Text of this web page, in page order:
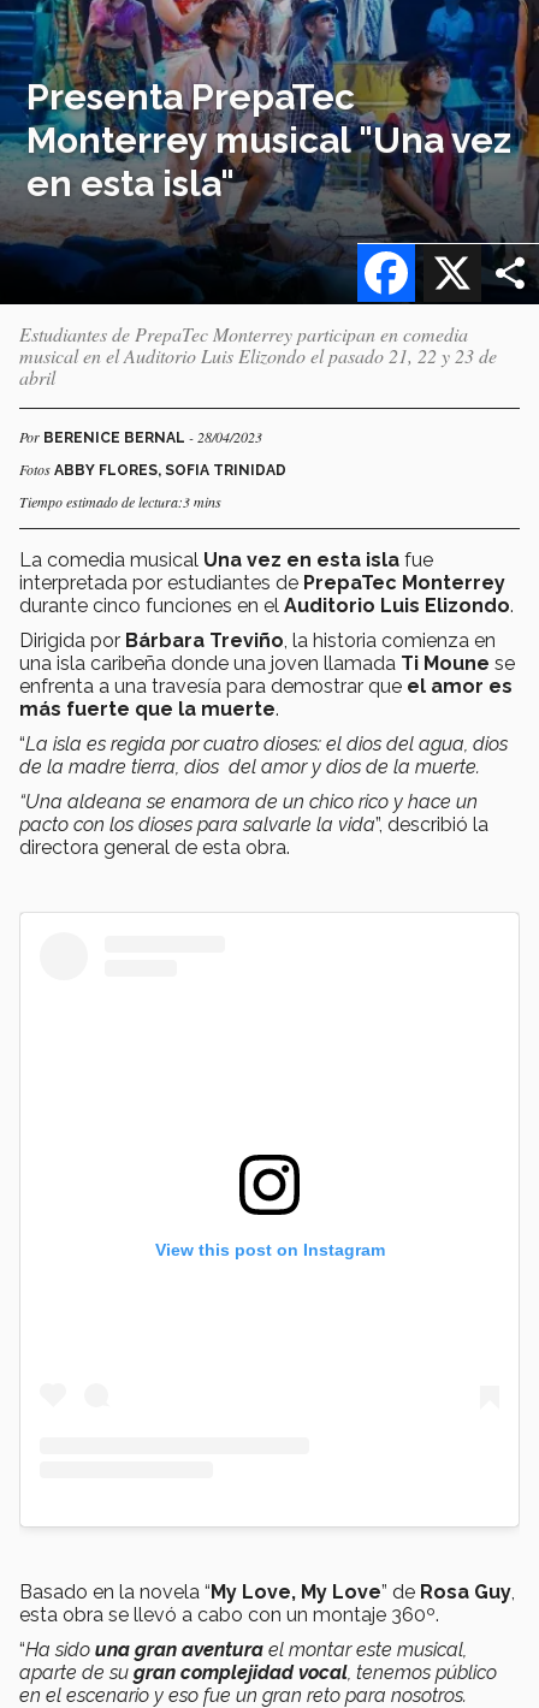
Presenta PrepaTec
Monterrey musical "Una vez
en esta isla"
X
Facebook
Estudiantes de PrepaTec Monterrey participan en comedia
musical en el Auditorio Luis Elizondo el pasado 21, 22 y 23 de
abril
Por BERENICE BERNAL - 28/04/2023
Fotos ABBY FLORES, SOFIA TRINIDAD
Tiempo estimado de lectura:3 mins
La comedia musical Una vez en esta isla fue
interpretada por estudiantes de PrepaTec Monterrey
durante cinco funciones en el Auditorio Luis Elizondo.
Dirigida por Bárbara Treviño , la historia comienza en
una isla caribeña donde una joven llamada Ti Moune se
enfrenta a una travesía para demostrar que el amor es
más fuerte que la muerte.
“La isla es regida por cuatro dioses: el dios del agua, dios
de la madre tierra, dios del amor y dios de la muerte.
“Una aldeana se enamora de un chico rico y hace un
pacto con los dioses para salvarle la vida”, describió la
directora general de esta obra.
View this post on Instagram
Basado en la novela “My Love, My Love” de Rosa Guy,
esta obra se llevó a cabo con un montaje 360º.
“Ha sido una gran aventura el montar este musical,
aparte de su gran complejidad vocal, tenemos público
en el escenario y eso fue un gran reto para nosotros.